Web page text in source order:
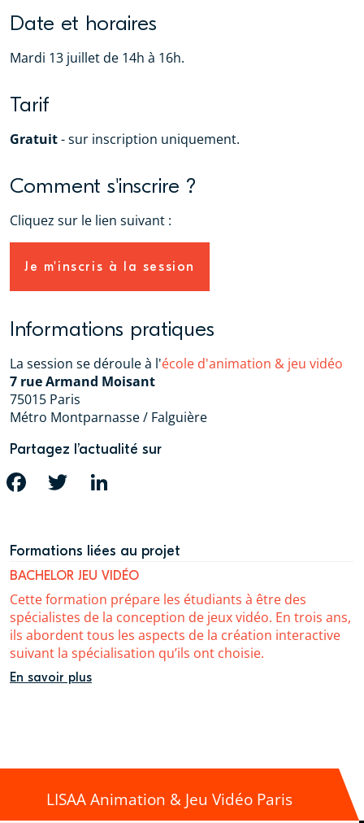
Date et horaires
Mardi 13 juillet de 14h à 16h.
Tarif
Gratuit- sur inscription uniquement.
Comment s'inscrire ?
Cliquez sur le lien suivant :
Je m'inscris à la session
Informations pratiques
La session se déroule à l'école d'animation & jeu vidéo
7 rue Armand Moisant
75015 Paris
Métro Montparnasse / Falguière
Partagez l’actualité sur
FACEBOOK TWITTER
Formations liées au projet
BACHELOR JEU VIDÉO
Cette formation prépare les étudiants à être des
spécialistes de la conception de jeux vidéo. En trois ans,
ils abordent tous les aspects de la création interactive
suivant la spécialisation qu’ils ont choisie.
En savoir plus
LISAA Animation & Jeu Vidéo Paris